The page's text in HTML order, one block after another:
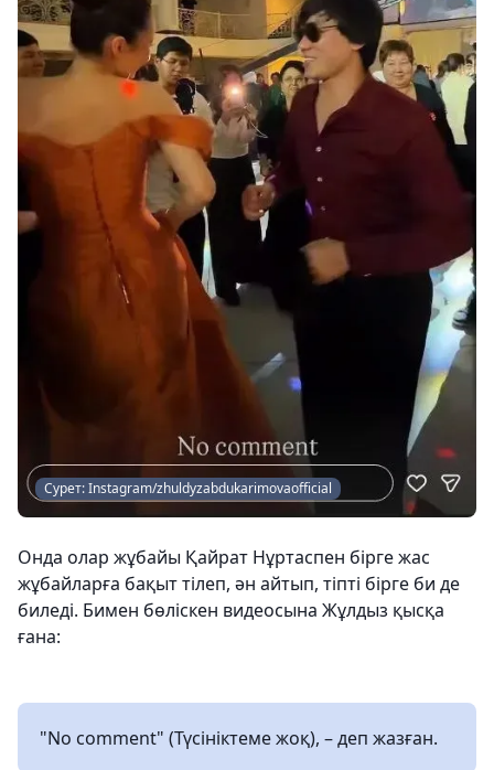
Сурет: Instagram/zhuldyzabdukarimovaofficial
Онда олар жұбайы Қайрат Нұртаспен бірге жас
жұбайларға бақыт тілеп, ән айтып, тіпті бірге би де
биледі. Бимен бөліскен видеосына Жұлдыз қысқа
ғана:
"No comment" (Түсініктеме жоқ), – деп жазған.